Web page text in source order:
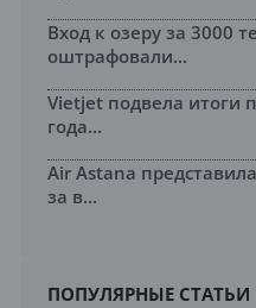
Вход к озеру за 3000
оштрафовали...
Vietjet подвела итоги
года...
Air Astana
за в...
ПОПУЛЯРНЫЕ СТАТЬИ